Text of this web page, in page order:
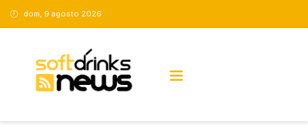
dom, 9 agosto 2026